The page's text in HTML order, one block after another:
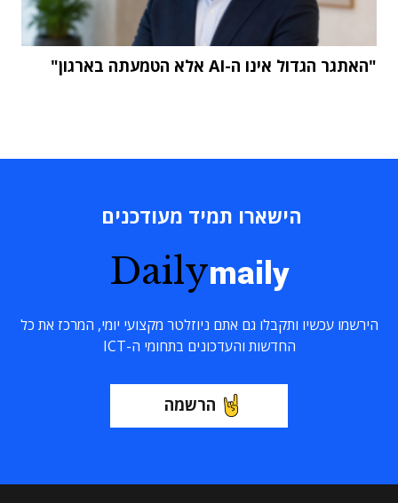
"האתגר הגדול אינו ה-AI אלא הטמעתה בארגון"
הישארו תמיד מעודכנים
Dailymaily
הירשמו עכשיו ותקבלו גם אתם ניוזלטר מקצועי יומי, המרכז את כל
החדשות והעדכונים בתחומי ה-ICT
הרשמה